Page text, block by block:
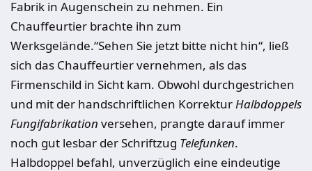
Fabrik in Augenschein zu nehmen. Ein
Chauffeurtier brachte ihn zum
Werksgelände.“Sehen Sie jetzt bitte nicht hin“, ließ
sich das Chauffeurtier vernehmen, als das
Firmenschild in Sicht kam. Obwohl durchgestrichen
und mit der handschriftlichen KorrekturHalbdoppels
Fungifabrikation versehen, prangte darauf immer
noch gut lesbar der Schriftzug Telefunken.
Halbdoppel befahl, unverzüglich eine eindeutige